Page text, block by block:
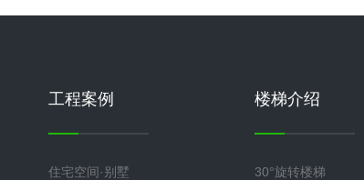
工程案例
住宅空间·别墅
楼梯介绍
30°旋转楼梯